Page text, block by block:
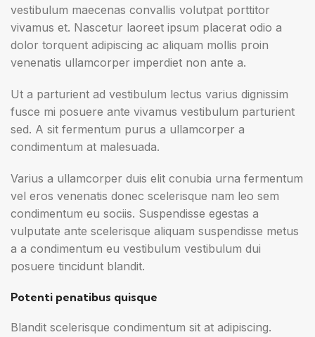
vestibulum maecenas convallis volutpat porttitor
vivamus et. Nascetur laoreet ipsum placerat odio a
dolor torquent adipiscing ac aliquam mollis proin
venenatis ullamcorper imperdiet non ante a.
Ut a parturient ad vestibulum lectus varius dignissim
fusce mi posuere ante vivamus vestibulum parturient
sed. A sit fermentum purus a ullamcorper a
condimentum at malesuada.
Varius a ullamcorper duis elit conubia urna fermentum
vel eros venenatis donec scelerisque nam leo sem
condimentum eu sociis. Suspendisse egestas a
vulputate ante scelerisque aliquam suspendisse metus
a a condimentum eu vestibulum vestibulum dui
posuere tincidunt blandit.
Potenti penatibus quisque
Blandit scelerisque condimentum sit at adipiscing.